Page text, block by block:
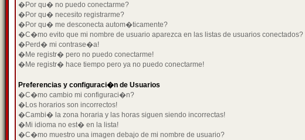
�Por qu� no puedo conectarme?
�Por qu� necesito registrarme?
�Por qu� me desconecta autom�ticamente?
�C�mo evito que mi nombre de usuario aparezca en las listas de usuarios conectados?
�Perd� mi contrase�a!
�Me registr� pero no puedo conectarme!
�Me registr� hace tiempo pero ya no puedo conectarme!
Preferencias y configuraci�n de Usuarios
�C�mo cambio mi configuraci�n?
�Los horarios son incorrectos!
�Cambi� la zona horaria y las horas siguen siendo incorrectas!
�Mi idioma no est� en la lista!
�C�mo muestro una imagen debajo de mi nombre de usuario?